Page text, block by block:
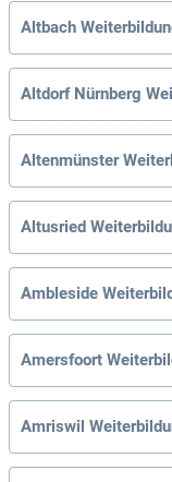
Altbach
Altdorf Nürnberg
Altenmünster
Altusried
Ambleside
Amersfoort
Amriswil